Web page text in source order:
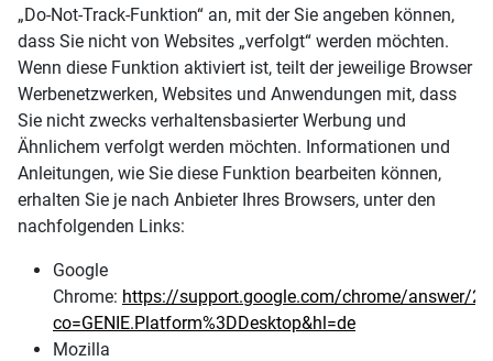
„Do-Not-Track-Funktion“ an, mit der Sie angeben können,
dass Sie nicht von Websites „verfolgt“ werden möchten.
Wenn diese Funktion aktiviert ist, teilt der jeweilige Browser
Werbenetzwerken, Websites und Anwendungen mit, dass
Sie nicht zwecks verhaltensbasierter Werbung und
Ähnlichem verfolgt werden möchten. Informationen und
Anleitungen, wie Sie diese Funktion bearbeiten können,
erhalten Sie je nach Anbieter Ihres Browsers, unter den
nachfolgenden Links:
Google
Chrome: https://support.google.com/chrome/answer/
co=GENIE.Platform%3DDesktop&hl=de
Mozilla